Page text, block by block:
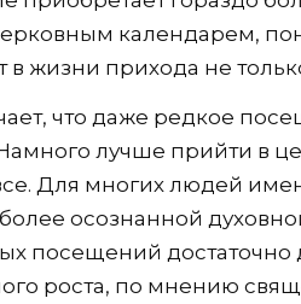
календарем,
в жизни прихода не
что даже редкое
лучше прийти в
Для многих людей
осознанной
посещений
роста, по мнению